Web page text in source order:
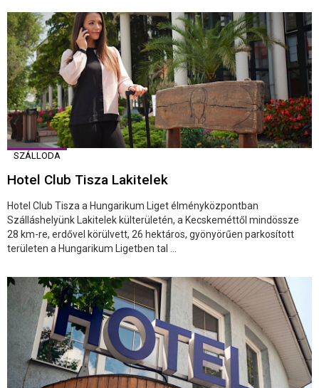
SZÁLLODA
Hotel Club Tisza Lakitelek
Hotel Club Tisza a Hungarikum Liget élményközpontban
Szálláshelyünk Lakitelek külterületén, a Kecskeméttől mindössze
28 km-re, erdővel körülvett, 26 hektáros, gyönyörűen parkosított
területen a Hungarikum Ligetben tal ...